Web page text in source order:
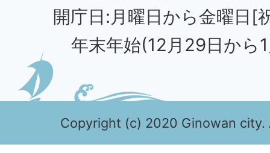
開庁日:月曜日から金曜日[
年末年始(12月29日から
Copyright (c) 2020 Ginowan city.